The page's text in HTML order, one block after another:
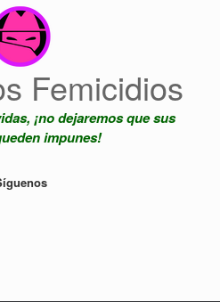
Femicidios
¡no dejaremos que sus
impunes!